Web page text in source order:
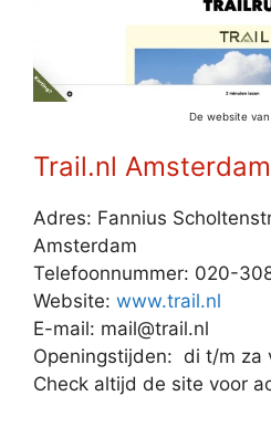
De website van
Trail.nl Amsterdam
Adres: Fannius
Amsterdam
Telefoonnummer: 020-
Website: www.trail.nl
E-mail: mail@trail.nl
Openingstijden: di t/m za
Check altijd de site voor